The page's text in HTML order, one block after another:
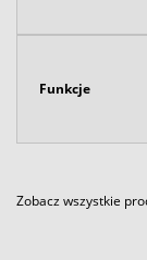
Funkcje
Zobacz wszystkie